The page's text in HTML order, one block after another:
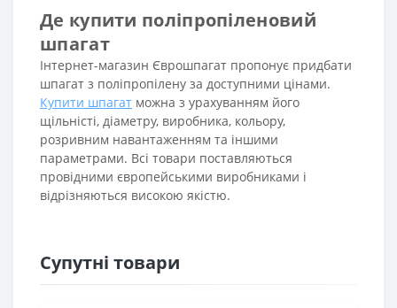
Де купити поліпропіленовий
шпагат
Інтернет-магазин Єврошпагат пропонує придбати
шпагат з поліпропілену за доступними цінами.
Купити шпагат можна з урахуванням його
щільністі, діаметру, виробника, кольору,
розривним навантаженням та іншими
параметрами. Всі товари поставляються
провідними європейськими виробниками і
відрізняються високою якістю.
Супутні товари